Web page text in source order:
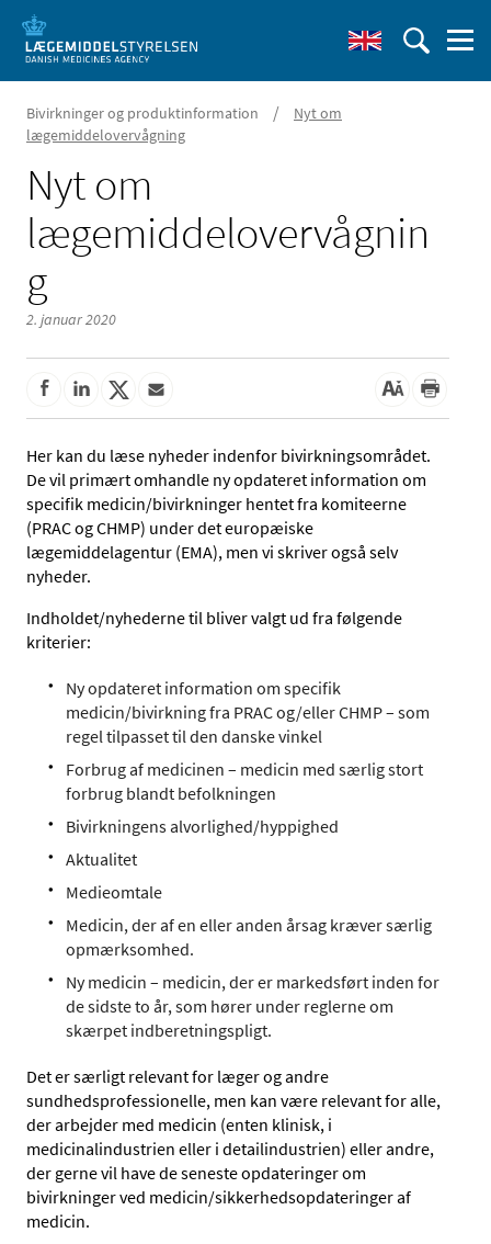
Bivirkninger og produktinformation /
Nyt om
lægemiddelovervågning
Nyt om
lægemiddelovervågnin
g
2. januar 2020
Her kan du læse nyheder indenfor bivirkningsområdet.
De vil primært omhandle ny opdateret information om
specifik medicin/bivirkninger hentet fra komiteerne
(PRAC og CHMP) under det europæiske
lægemiddelagentur (EMA), men vi skriver også selv
nyheder.
Indholdet/nyhederne til bliver valgt ud fra følgende
kriterier:
Ny opdateret information om specifik
medicin/bivirkning fra PRAC og/eller CHMP – som
regel tilpasset til den danske vinkel
Forbrug af medicinen – medicin med særlig stort
forbrug blandt befolkningen
Bivirkningens alvorlighed/hyppighed
Aktualitet
Medieomtale
Medicin, der af en eller anden årsag kræver særlig
opmærksomhed.
Ny medicin – medicin, der er markedsført inden for
de sidste to år, som hører under reglerne om
skærpet indberetningspligt.
Det er særligt relevant for læger og andre
sundhedsprofessionelle, men kan være relevant for alle,
der arbejder med medicin (enten klinisk, i
medicinalindustrien eller i detailindustrien) eller andre,
der gerne vil have de seneste opdateringer om
bivirkninger ved medicin/sikkerhedsopdateringer af
medicin.